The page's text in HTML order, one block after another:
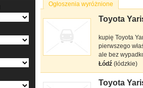
Ogłoszenia wyróżnione
Toyota
kupię Toyota
pierwszego
ale bez
Łódź (łódzkie)
Toyota